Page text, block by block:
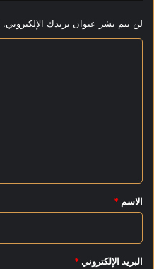
ة
لن يتم نشر عنوان بريدك الإلكتروني.
*
الاسم *
البريد الإلكتروني *